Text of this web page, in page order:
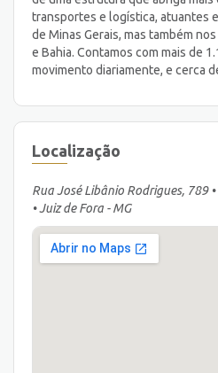
transportes e logística, atuantes
de Minas Gerais, mas também
e Bahia. Contamos com mais de
movimento diariamente, e cerca
Localização
Rua José Libânio Rodrigues, 789
• Juiz de Fora - MG